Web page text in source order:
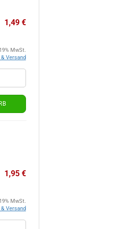
1,49 €
MwSt.
Versand
1,95 €
MwSt.
Versand